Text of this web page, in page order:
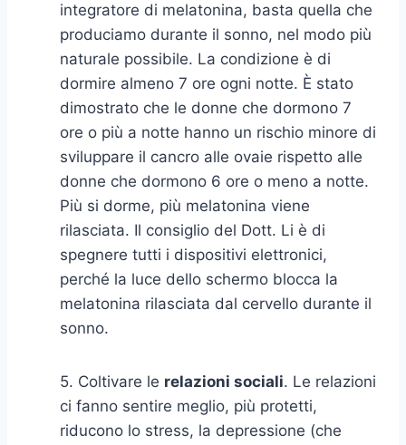
integratore di melatonina, basta quella che
produciamo durante il sonno, nel modo più
naturale possibile. La condizione è di
dormire almeno 7 ore ogni notte. È stato
dimostrato che le donne che dormono 7
ore o più a notte hanno un rischio minore di
sviluppare il cancro alle ovaie rispetto alle
donne che dormono 6 ore o meno a notte.
Più si dorme, più melatonina viene
rilasciata. Il consiglio del Dott. Li è di
spegnere tutti i dispositivi elettronici,
perché la luce dello schermo blocca la
melatonina rilasciata dal cervello durante il
sonno.
5. Coltivare le relazioni sociali. Le relazioni
ci fanno sentire meglio, più protetti,
riducono lo stress, la depressione (che